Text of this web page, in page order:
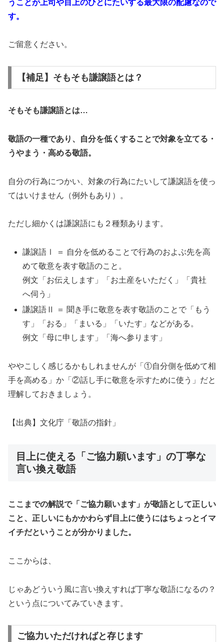
うことが上司や目上のひとにたいする最大限の配慮なので
す。
ご留意ください。
【補足】そもそも謙譲語とは？
そもそも謙譲語とは…
敬語の一種であり、自分を低くすることで対象を立てる・
うやまう・高める敬語。
自分の行為につかい、対象の行為にたいして謙譲語を使っ
てはいけません（例外もあり）。
ただし細かくは謙譲語にも２種類あります。
謙譲語Ⅰ ＝ 自分を低めることで行為のおよぶ先を高
めて敬意を表す敬語のこと。
例文「お伝えします」「お土産をいただく」「貴社
へ伺う」
謙譲語Ⅱ ＝ 聞き手に敬意を表す敬語のことで「もう
す」「おる」「まいる」「いたす」などがある。
例文「母に申します」「海へ参ります」
ややこしく感じるかもしれませんが「①自分側を低めて相
手を高める」か「②話し手に敬意を示すために使う」だと
理解しておきましょう。
【出典】文化庁「敬語の指針」
目上に使える「ご協力願います」の丁寧な
言い換え敬語
ここまでの解説で「ご協力願います」が敬語として正しい
こと、正しいにもかかわらず目上に使うにはちょっとイマ
イチだということが分かりました。
ここからは、
じゃあどういう風に言い換えすれば丁寧な敬語になるの？
という点についてみていきます。
ご協力いただければと存じます